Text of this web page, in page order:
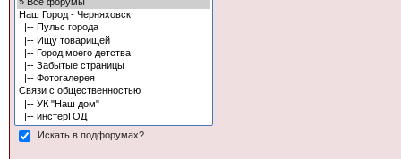
Искать в подфорумах?